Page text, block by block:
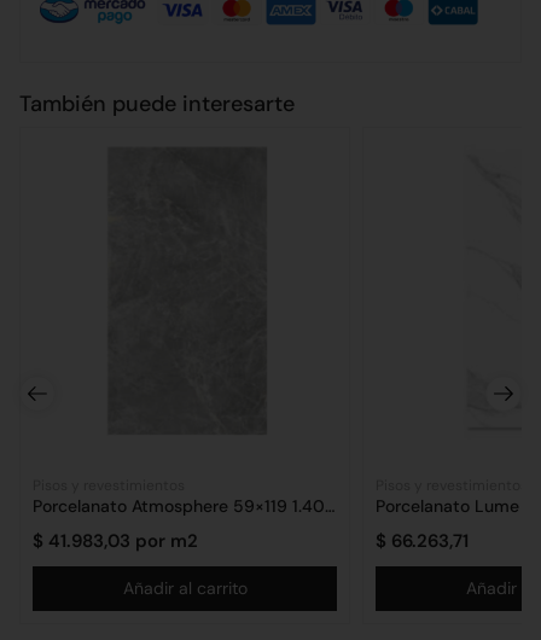
También puede interesarte
Porcelanato Atmosphere 59×119 1.40 m2
$ 41.983,03 por m2
Añadir al carrito
$ 66.263,71
Añadir al